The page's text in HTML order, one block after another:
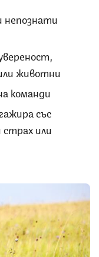
непознати
животни
команди
със
страх или